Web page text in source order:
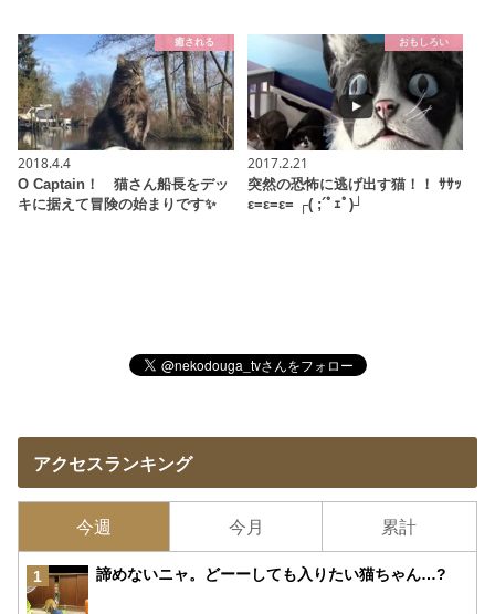
癒される
2018.4.4
O Captain！ 猫さん船長をデッ
キに据えて冒険の始まりです✨
おもしろい
2017.2.21
突然の恐怖に逃げ出す猫！！ ｻｻｯ
ε=ε=ε= ┌( ;´ﾟｪﾟ)┘
アクセスランキング
今週 今月 累計
1 諦めないニャ。どーーしても入りたい猫ちゃん…?